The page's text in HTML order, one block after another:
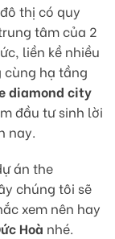
thị có quy
tâm của 2
liền kề nhiều
cùng hạ tầng
diamond city
đầu tư sinh lời
nay.
án the
chúng tôi sẽ
xem nên hay
Hoà nhé.